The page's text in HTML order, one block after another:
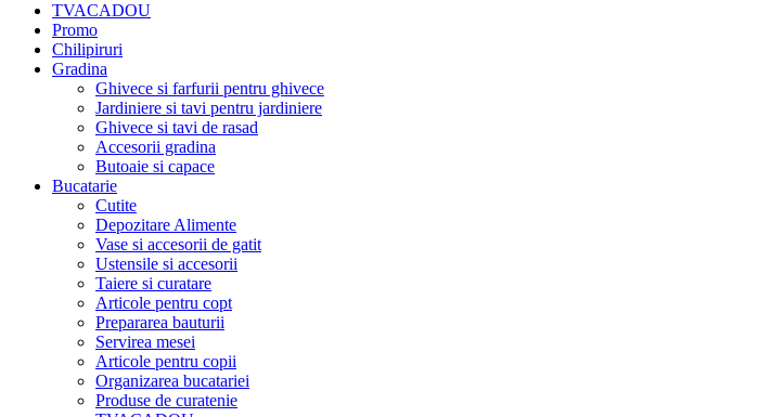
TVACADOU
Promo
Chilipiruri
Gradina
Ghivece si farfurii pentru ghivece
Jardiniere si tavi pentru jardiniere
Ghivece si tavi de rasad
Accesorii gradina
Butoaie si capace
Bucatarie
Cutite
Depozitare Alimente
Vase si accesorii de gatit
Ustensile si accesorii
Taiere si curatare
Articole pentru copt
Prepararea bauturii
Servirea mesei
Articole pentru copii
Organizarea bucatariei
Produse de curatenie